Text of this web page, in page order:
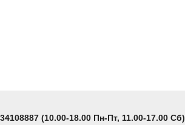
(10.00-18.00 Пн-Пт, 11.00-17.00 Сб)